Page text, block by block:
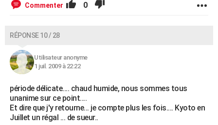
Commenter 0
RÉPONSE 10 / 28
Utilisateur anonyme
1 juil. 2009 à 22:22
période délicate.... chaud humide, nous sommes tous
unanime sur ce point....
Et dire que j'y retourne... je compte plus les fois.... Kyoto en
Juillet un régal ... de sueur..